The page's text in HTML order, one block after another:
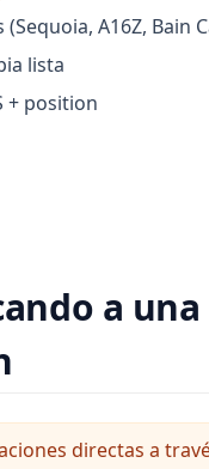
(Sequoia, A16Z, Bain
lista
+ position
a una
directas a